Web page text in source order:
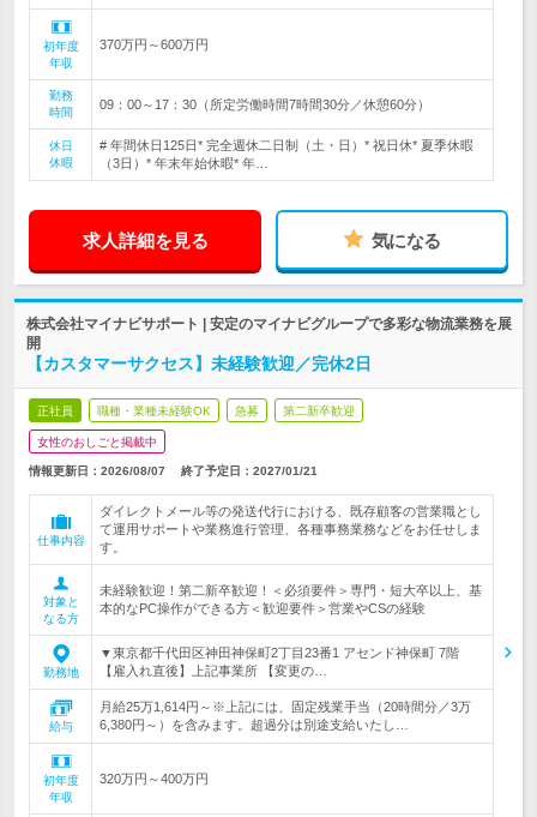
初年度
年収
370万円～600万円
勤務
時間
09：00～17：30（所定労働時間7時間30分／休憩60分）
休日
休暇
# 年間休日125日* 完全週休二日制（土・日）* 祝日休* 夏季休暇
（3日）* 年末年始休暇* 年…
求人詳細を見る 気になる
株式会社マイナビサポート | 安定のマイナビグループで多彩な物流業務を展
開
【カスタマーサクセス】未経験歓迎／完休2日
正社員 職種・業種未経験OK 急募 第二新卒歓迎
女性のおしごと掲載中
情報更新日：2026/08/07 終了予定日： 2027/01/21
仕事内容
ダイレクトメール等の発送代行における、既存顧客の営業職とし
て運用サポートや業務進行管理、各種事務業務などをお任せしま
す。
対象と
なる方
未経験歓迎！第二新卒歓迎！＜必須要件＞専門・短大卒以上、基
本的なPC操作ができる方＜歓迎要件＞営業やCSの経験
勤務地
▼東京都千代田区神田神保町2丁目23番1 アセンド神保町 7階
【雇入れ直後】上記事業所 【変更の…
給与
月給25万1,614円～※上記には、固定残業手当（20時間分／3万
6,380円～）を含みます。超過分は別途支給いたし…
初年度
年収
320万円～400万円